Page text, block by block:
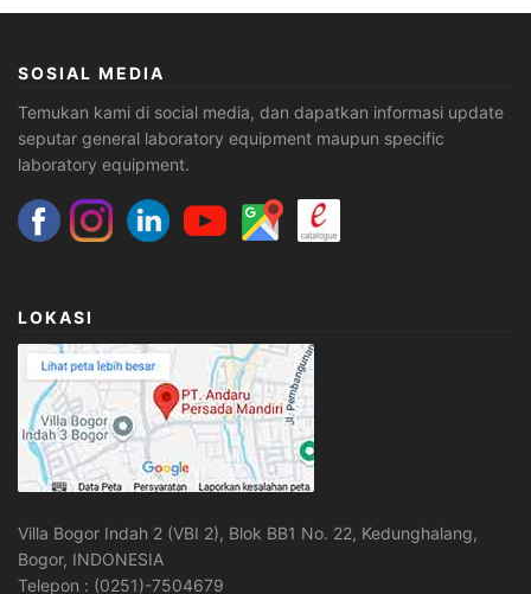
SOSIAL MEDIA
Temukan kami di social media, dan dapatkan informasi update
seputar general laboratory equipment maupun specific
laboratory equipment.
LOKASI
Villa Bogor Indah 2 (VBI 2), Blok BB1 No. 22, Kedunghalang,
Bogor, INDONESIA
Telepon : (0251)-7504679